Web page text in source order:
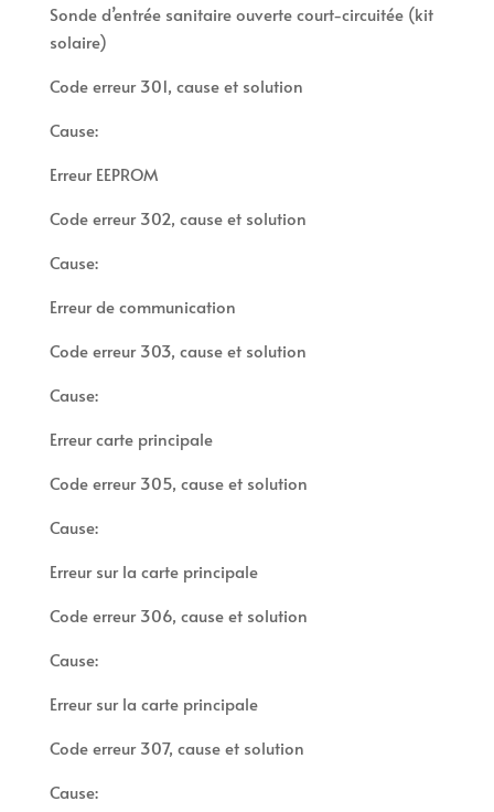
Sonde d’entrée sanitaire ouverte court-circuitée (kit
solaire)
Code erreur 301, cause et solution
Cause:
Erreur EEPROM
Code erreur 302, cause et solution
Cause:
Erreur de communication
Code erreur 303, cause et solution
Cause:
Erreur carte principale
Code erreur 305, cause et solution
Cause:
Erreur sur la carte principale
Code erreur 306, cause et solution
Cause:
Erreur sur la carte principale
Code erreur 307, cause et solution
Cause: